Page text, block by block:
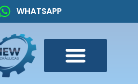
WHATSAPP